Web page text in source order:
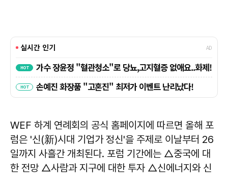
WEF 하계 연례회의 공식 홈페이지에 따르면 올해 포
럼은 '신(新)시대 기업가 정신'을 주제로 이날부터 26
일까지 사흘간 개최된다. 포럼 기간에는 △중국에 대
한 전망 △사람과 지구에 대한 투자 △신에너지와 신